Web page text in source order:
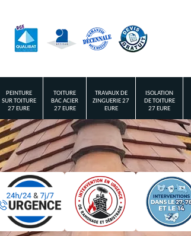
PEINTURE
SUR TOITURE
27 EURE
TOITURE
BAC ACIER
27 EURE
TRAVAUX DE
ZINGUERIE 27
EURE
ISOLATION
DE TOITURE
27 EURE